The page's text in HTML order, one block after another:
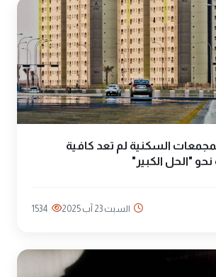
المجمعات السكنية لم تعد كافية
"الحل الكبير"
السبت 23 آب 2025 1534